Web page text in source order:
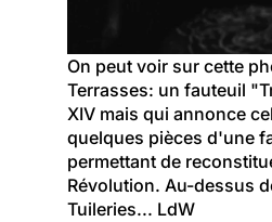
On peut voir sur cette
Terrasses: un fauteuil
XIV mais qui annonce
quelques pièces d'une
permettant de
Révolution. Au-dessus
Tuileries... LdW